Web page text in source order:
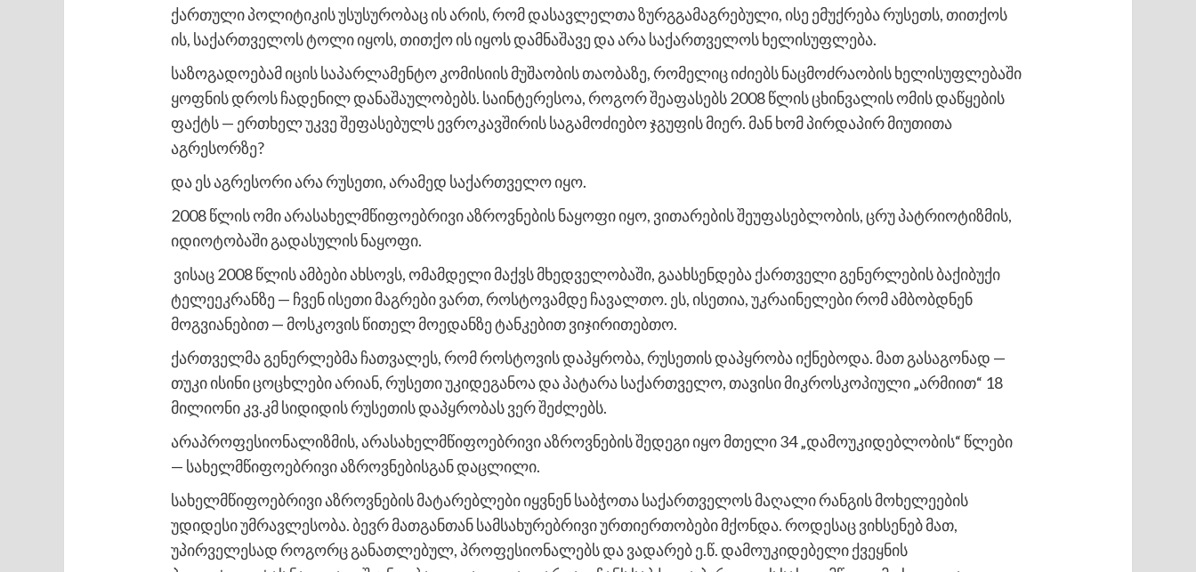
ქართული პოლიტიკის უსუსურობაც ის არის, რომ დასავლელთა ზურგგამაგრებული, ისე ემუქრება რუსეთს, თითქოს
ის, საქართველოს ტოლი იყოს, თითქო ის იყოს დამნაშავე და არა საქართველოს ხელისუფლება.
საზოგადოებამ იცის საპარლამენტო კომისიის მუშაობის თაობაზე, რომელიც იძიებს ნაცმოძრაობის ხელისუფლებაში
ყოფნის დროს ჩადენილ დანაშაულობებს. საინტერესოა, როგორ შეაფასებს 2008 წლის ცხინვალის ომის დაწყების
ფაქტს — ერთხელ უკვე შეფასებულს ევროკავშირის საგამოძიებო ჯგუფის მიერ. მან ხომ პირდაპირ მიუთითა
აგრესორზე?
და ეს აგრესორი არა რუსეთი, არამედ საქართველო იყო.
2008 წლის ომი არასახელმწიფოებრივი აზროვნების ნაყოფი იყო, ვითარების შეუფასებლობის, ცრუ პატრიოტიზმის,
იდიოტობაში გადასულის ნაყოფი.
ვისაც 2008 წლის ამბები ახსოვს, ომამდელი მაქვს მხედველობაში, გაახსენდება ქართველი გენერლების ბაქიბუქი
ტელეეკრანზე — ჩვენ ისეთი მაგრები ვართ, როსტოვამდე ჩავალთო. ეს, ისეთია, უკრაინელები რომ ამბობდნენ
მოგვიანებით — მოსკოვის წითელ მოედანზე ტანკებით ვიჯირითებთო.
ქართველმა გენერლებმა ჩათვალეს, რომ როსტოვის დაპყრობა, რუსეთის დაპყრობა იქნებოდა. მათ გასაგონად —
თუკი ისინი ცოცხლები არიან, რუსეთი უკიდეგანოა და პატარა საქართველო, თავისი მიკროსკოპიული „არმიით“ 18
მილიონი კვ.კმ სიდიდის რუსეთის დაპყრობას ვერ შეძლებს.
არაპროფესიონალიზმის, არასახელმწიფოებრივი აზროვნების შედეგი იყო მთელი 34 „დამოუკიდებლობის“ წლები
— სახელმწიფოებრივი აზროვნებისგან დაცლილი.
სახელმწიფოებრივი აზროვნების მატარებლები იყვნენ საბჭოთა საქართველოს მაღალი რანგის მოხელეების
უდიდესი უმრავლესობა. ბევრ მათგანთან სამსახურებრივი ურთიერთობები მქონდა. როდესაც ვიხსენებ მათ,
უპირველესად როგორც განათლებულ, პროფესიონალებს და ვადარებ ე.წ. დამოუკიდებელი ქვეყნის